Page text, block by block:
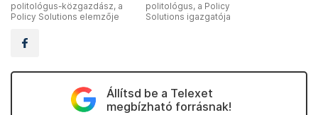
politológus-közgazdász, a
Policy Solutions elemzője
politológus, a Policy
Solutions igazgatója
Állítsd be a Telexet
megbízható forrásnak!